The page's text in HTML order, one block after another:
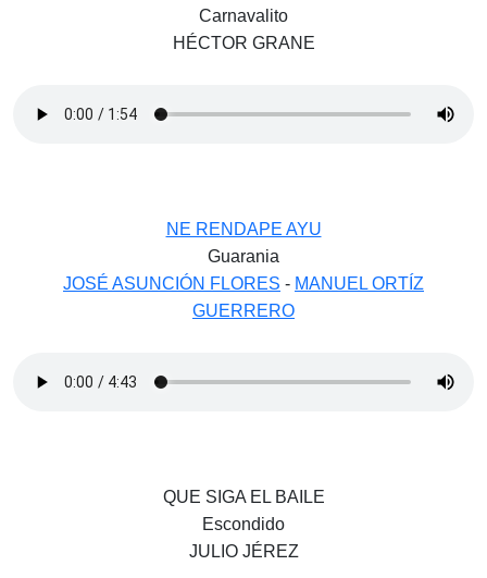
Carnavalito
HÉCTOR GRANE
NE RENDAPE AYU
Guarania
JOSÉ ASUNCIÓN FLORES - MANUEL ORTÍZ
GUERRERO
QUE SIGA EL BAILE
Escondido
JULIO JÉREZ